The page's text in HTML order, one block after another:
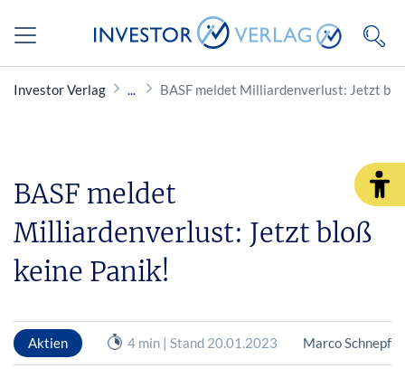
Investor Verlag BASF meldet Milliardenverlust: Jetzt
BASF meldet
Milliardenverlust: Jetzt bloß
keine Panik!
Aktien 4 min | Stand 20.01.2023 Marco Schnepf